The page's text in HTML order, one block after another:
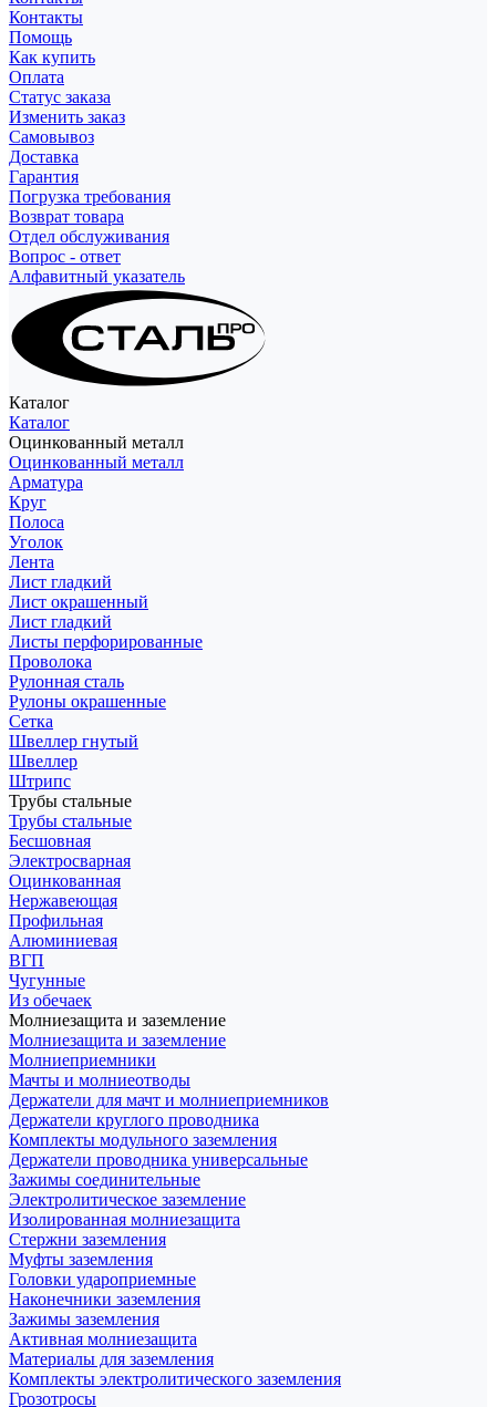
Контакты
Помощь
Как купить
Оплата
Статус заказа
Изменить заказ
Самовывоз
Доставка
Гарантия
Погрузка требования
Возврат товара
Отдел обслуживания
Вопрос - ответ
Алфавитный указатель
Каталог
Каталог
Оцинкованный металл
Оцинкованный металл
Арматура
Круг
Полоса
Уголок
Лента
Лист гладкий
Лист окрашенный
Лист гладкий
Листы перфорированные
Проволока
Рулонная сталь
Рулоны окрашенные
Сетка
Швеллер гнутый
Швеллер
Штрипс
Трубы стальные
Трубы стальные
Бесшовная
Электросварная
Оцинкованная
Нержавеющая
Профильная
Алюминиевая
ВГП
Чугунные
Из обечаек
Молниезащита и заземление
Молниезащита и заземление
Молниеприемники
Мачты и молниеотводы
Держатели для мачт и молниеприемников
Держатели круглого проводника
Комплекты модульного заземления
Держатели проводника универсальные
Зажимы соединительные
Электролитическое заземление
Изолированная молниезащита
Стержни заземления
Муфты заземления
Головки удароприемные
Наконечники заземления
Зажимы заземления
Активная молниезащита
Материалы для заземления
Комплекты электролитического заземления
Грозотросы